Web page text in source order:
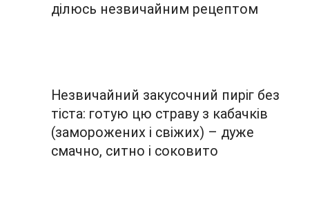
ділюсь незвичайним рецептом
Незвичайний закусочний пиріг без
тіста: готую цю страву з кабачків
(заморожених і свіжих) – дуже
смачно, ситно і соковито